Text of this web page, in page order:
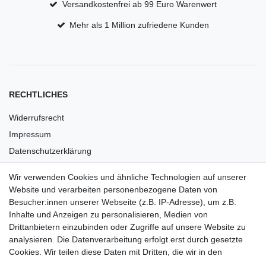
Versandkostenfrei ab 99 Euro Warenwert
Mehr als 1 Million zufriedene Kunden
RECHTLICHES
Widerrufsrecht
Impressum
Datenschutzerklärung
Versandkosten
Barrierefreiheit
Anleitungen
Vertrag widerrufen
Wir verwenden Cookies und ähnliche Technologien auf unserer
Website und verarbeiten personenbezogene Daten von
Besucher:innen unserer Webseite (z.B. IP-Adresse), um z.B.
Inhalte und Anzeigen zu personalisieren, Medien von
Drittanbietern einzubinden oder Zugriffe auf unsere Website zu
analysieren. Die Datenverarbeitung erfolgt erst durch gesetzte
Cookies. Wir teilen diese Daten mit Dritten, die wir in den